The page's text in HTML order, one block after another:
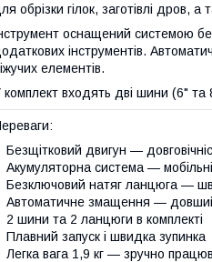
обрізки гілок, заготівлі дров,
оснащений системою
інструментів.
елементів.
комплект входять дві шини (6" та
Безщітковий двигун —
Акумуляторна система —
Безключовий натяг ланцюга —
Автоматичне змащення —
2 шини та 2 ланцюги в комплекті
Плавний запуск і швидка зупинка
Легка вага 1,9 кг — зручно